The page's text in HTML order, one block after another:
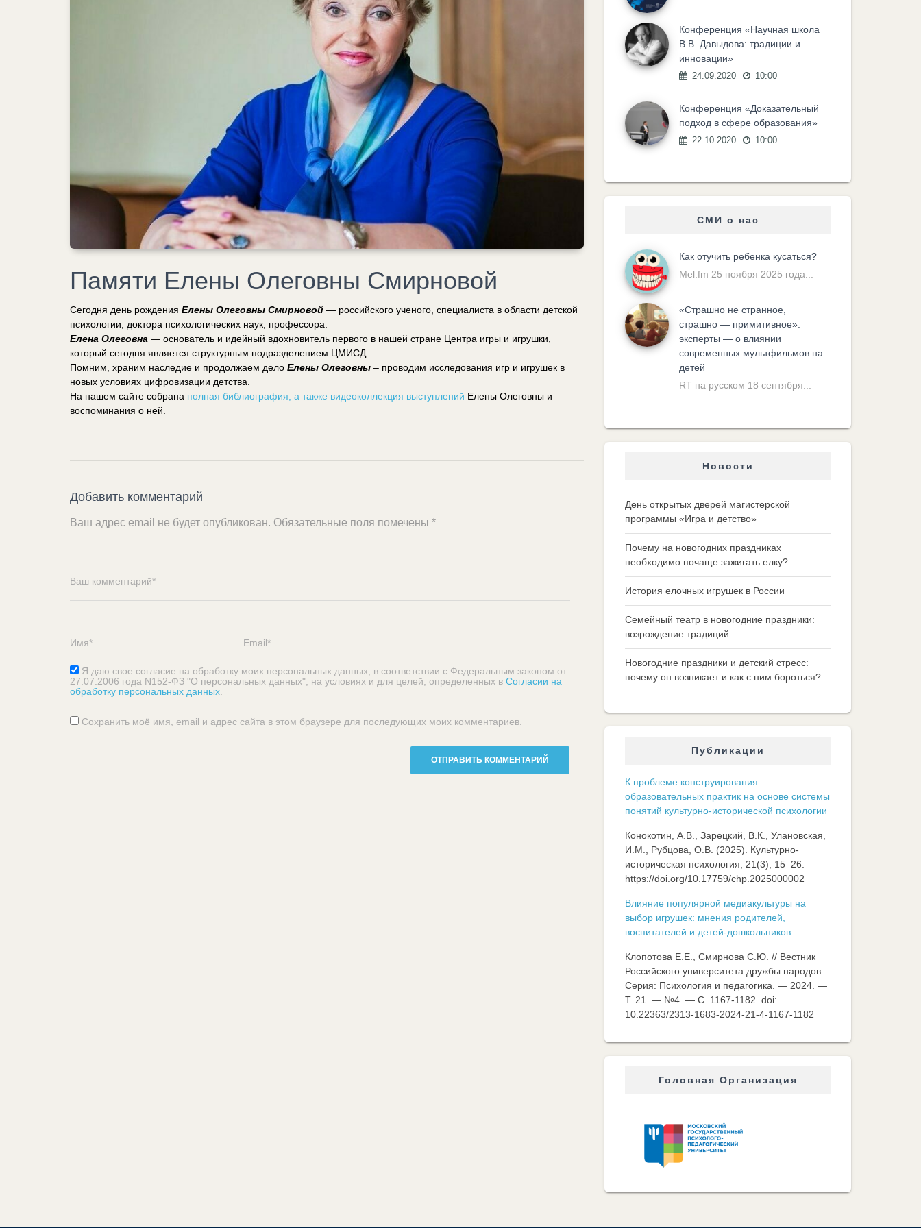
Памяти Елены Олеговны Смирновой
Сегодня день рождения Елены Олеговны Смирновой — российского ученого, специалиста в области детской
психологии, доктора психологических наук, профессора.
Елена Олеговна — основатель и идейный вдохновитель первого в нашей стране Центра игры и игрушки,
который сегодня является структурным подразделением ЦМИСД.
Помним, храним наследие и продолжаем дело Елены Олеговны – проводим исследования игр и игрушек в
новых условиях цифровизации детства.
На нашем сайте собрана полная библиография, а также видеоколлекция выступлений Елены Олеговны и
воспоминания о ней.
Добавить комментарий
Ваш адрес email не будет опубликован. Обязательные поля помечены *
Я даю свое согласие на обработку моих персональных данных, в соответствии с Федеральным законом от
27.07.2006 года N152-ФЗ "О персональных данных", на условиях и для целей, определенных в Согласии на
обработку персональных данных
Сохранить моё имя, email и адрес сайта в этом браузере для последующих моих комментариев.
Конференция «Научная школа
В.В. Давыдова: традиции и
инновации»
24.09.2020 10:00
Конференция «Доказательный
подход в сфере образования»
22.10.2020 10:00
СМИ о нас
Как отучить ребенка кусаться?
Mel.fm 25 ноября 2025 года...
«Cтрашно не странное,
страшно — примитивное»:
эксперты — о влиянии
современных мультфильмов на
детей
RT на русском 18 сентября...
Новости
День открытых дверей магистерской
программы «Игра и детство»
Почему на новогодних праздниках
необходимо почаще зажигать елку?
История елочных игрушек в России
Семейный театр в новогодние праздники:
возрождение традиций
Новогодние праздники и детский стресс:
почему он возникает и как с ним бороться?
Публикации
К проблеме конструирования
образовательных практик на основе системы
понятий культурно-исторической психологии
Конокотин, А.В., Зарецкий, В.К., Улановская,
И.М., Рубцова, О.В. (2025). Культурно-
историческая психология, 21(3), 15–26.
https://doi.org/10.17759/chp.2025000002
Влияние популярной медиакультуры на
выбор игрушек: мнения родителей,
воспитателей и детей-дошкольников
Клопотова Е.Е., Смирнова С.Ю. // Вестник
Российского университета дружбы народов.
Серия: Психология и педагогика. — 2024. —
Т. 21. — №4. — C. 1167-1182. doi:
10.22363/2313-1683-2024-21-4-1167-1182
Головная Организация